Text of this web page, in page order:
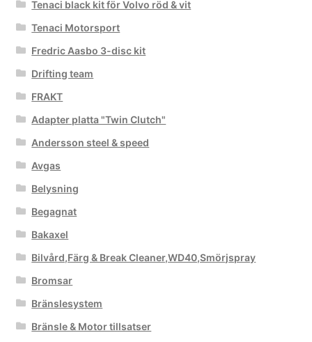
Tenaci black kit för Volvo röd & vit
Tenaci Motorsport
Fredric Aasbo 3-disc kit
Drifting team
FRAKT
Adapter platta "Twin Clutch"
Andersson steel & speed
Avgas
Belysning
Begagnat
Bakaxel
Bilvård,Färg & Break Cleaner,WD40,Smörjspray
Bromsar
Bränslesystem
Bränsle & Motor tillsatser